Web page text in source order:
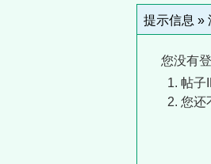
提示信息 »
您没有
帖子
您还